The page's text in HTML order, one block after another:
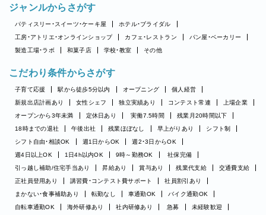
ジャンルからさがす
パティスリー・スイーツ・ケーキ屋
ホテル・ブライダル
工房・アトリエ・オンラインショップ
カフェ・レストラン
パン屋・ベーカリー
製造工場・ラボ
和菓子店 学校・教室 その他
こだわり条件からさがす
子育て応援 駅から徒歩5分以内 オープニング
個人経営
新規出店計画あり
女性シェフ 独立実績あり コンテスト常連
上場企業
オープンから3年未満
定休日あり 実働7.5時間
残業月20時間以下
18時までの退社
午後出社 残業ほぼなし 早上がりあり
シフト制
シフト自由・相談OK
週1日からOK
週2・3日からOK
週4日以上OK
1日4h以内OK 9時～勤務OK
社保完備
引っ越し補助/住宅手当あり
昇給あり 賞与あり 残業代支給
交通費支給
正社員登用あり
講習費・コンテスト費サポート
社員割引あり
まかない・食事補助あり
転勤なし 車通勤OK
バイク通勤OK
自転車通勤OK
海外研修あり 社内研修あり 急募
未経験歓迎